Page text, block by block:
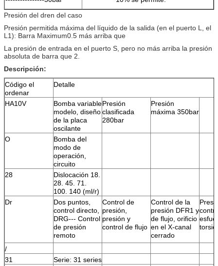
Presión del dren del caso
Presión permitida máxima del líquido de la salida (en el puerto L, el
L1): Barra Maximum0.5 más arriba que
La presión de entrada en el puerto S, pero no más arriba la presión
absoluta de barra que 2.
Descripción:
Código el
ordenar
Detalle
HA10V
Bomba variable
modelo, diseño
de la placa
oscilante
Presión
clasificada
280bar
Presión
máxima 350bar
O
Bomba del
modo de
operación,
circuito
28
Dislocación 18.
28. 45. 71.
100. 140 (ml/r)
Dr
Dos puntos,
control directo,
DRG--- Control
de presión
remoto
Control de
presión,
presión y
control de flujo
Control de la
presión DFR1 y
de flujo, orificio
en el X-canal
cerrado
/
31
Serie: 31 series